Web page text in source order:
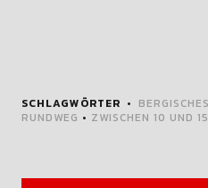
SCHLAGWÖRTER
RUNDWEG • ZWISCHEN 10 UND